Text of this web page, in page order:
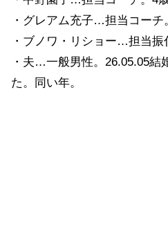
・グレアム充子…担当コーチ
・ブノワ・リショー…担当振
・夫…一般男性。26.05.05結
た。同い年。